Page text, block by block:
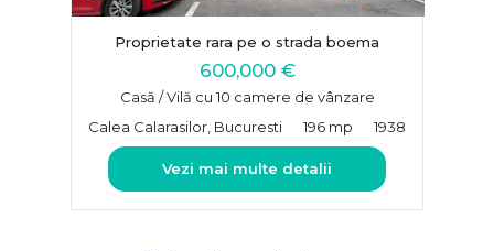
Proprietate rara pe o strada boema
600,000 €
Casă / Vilă cu 10 camere de vânzare
Calea Calarasilor, Bucuresti
196 mp 1938
Vezi mai multe detalii